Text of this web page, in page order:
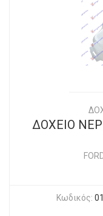
ΔΟΧΕΙΟ
Κωδικός: